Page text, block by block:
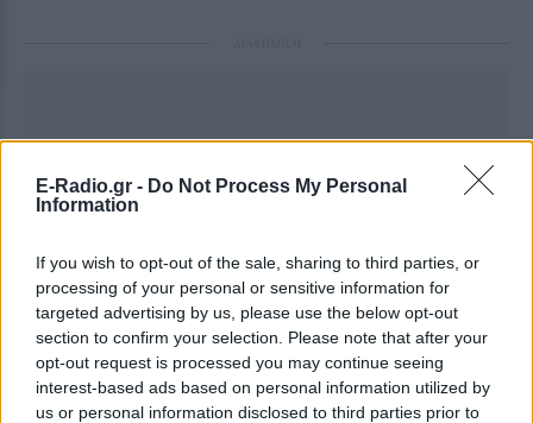
E-Radio.gr - Do Not Process My Personal
Information
If you wish to opt-out of the sale, sharing to third parties, or
processing of your personal or sensitive information for
targeted advertising by us, please use the below opt-out
section to confirm your selection. Please note that after your
opt-out request is processed you may continue seeing
interest-based ads based on personal information utilized by
us or personal information disclosed to third parties prior to